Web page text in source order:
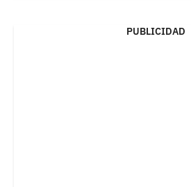
PUBLICIDAD